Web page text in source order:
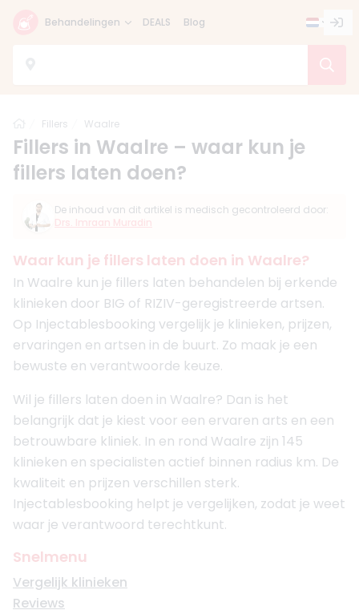
Behandelingen DEALS Blog
Home
Fillers Waalre
Fillers in Waalre – waar kun je
fillers laten doen?
De inhoud van dit artikel is medisch gecontroleerd door:
Drs. Imraan Muradin
Waar kun je fillers laten doen in Waalre?
In Waalre kun je fillers laten behandelen bij erkende
klinieken door BIG of RIZIV-geregistreerde artsen.
Op Injectablesbooking vergelijk je klinieken, prijzen,
ervaringen en artsen in de buurt. Zo maak je een
bewuste en verantwoorde keuze.
Wil je fillers laten doen in Waalre? Dan is het
belangrijk dat je kiest voor een ervaren arts en een
betrouwbare kliniek. In en rond Waalre zijn 145
klinieken en specialisten actief binnen radius km. De
kwaliteit en prijzen verschillen sterk.
Injectablesbooking helpt je vergelijken, zodat je weet
waar je verantwoord terechtkunt.
Snelmenu
Vergelijk klinieken
Reviews